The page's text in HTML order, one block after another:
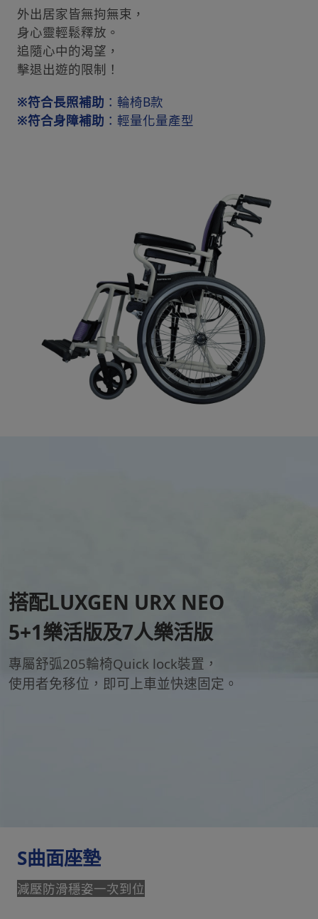
外出居家皆無拘無束​，
身心靈輕鬆釋放。
追隨心中的渴望，
擊退出遊的限制！
※符合長照補助 ：輪椅B款
※符合身障補助 ：輕量化量產型
搭配LUXGEN URX NEO
5+1樂活版及7人樂活版​
專屬舒弧205輪椅Quick lock裝置，
使用者免移位，即可上車並快速固定。
S曲面座墊
減壓防滑穩姿一次到位